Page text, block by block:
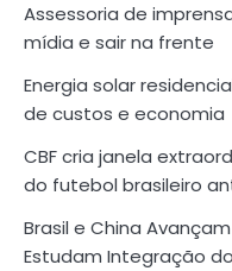
Assessoria de
mídia e sair na frente
Energia solar
de custos e economia
CBF cria janela
do futebol brasileiro
Brasil e China
Estudam Integração